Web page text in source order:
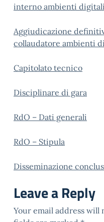
interno ambienti digitali
Aggiudicazione
collaudatore ambienti
Capitolato tecnico
Disciplinare di gara
RdO – Dati generali
RdO – Stipula
Disseminazione
Leave a Reply
Your email address will